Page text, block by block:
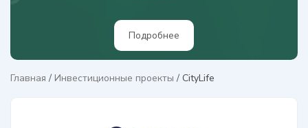
Подробнее
Главная / Инвестиционные проекты / CityLife